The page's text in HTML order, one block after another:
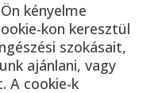
kényelme
kon keresztül
szokásait,
ajánlani, vagy
A cookie-k